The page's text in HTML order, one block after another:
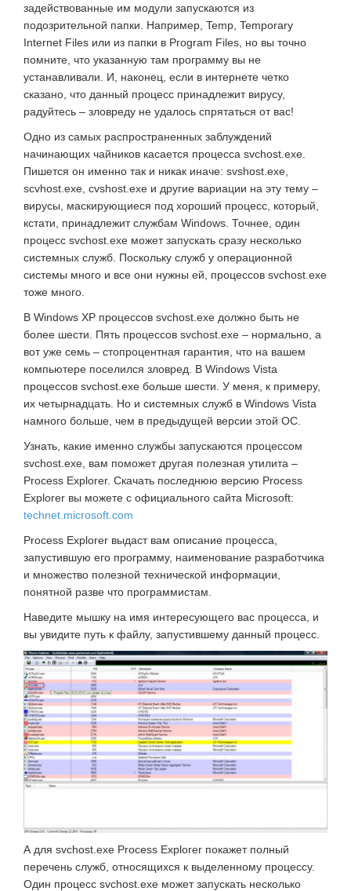
задействованные им модули запускаются из
подозрительной папки. Например, Temp, Temporary
Internet Files или из папки в Program Files, но вы точно
помните, что указанную там программу вы не
устанавливали. И, наконец, если в интернете четко
сказано, что данный процесс принадлежит вирусу,
радуйтесь – зловреду не удалось спрятаться от вас!
Одно из самых распространенных заблуждений
начинающих чайников касается процесса svchost.exe.
Пишется он именно так и никак иначе: svshost.exe,
scvhost.exe, cvshost.exe и другие вариации на эту тему –
вирусы, маскирующиеся под хороший процесс, который,
кстати, принадлежит службам Windows. Точнее, один
процесс svchost.exe может запускать сразу несколько
системных служб. Поскольку служб у операционной
системы много и все они нужны ей, процессов svchost.exe
тоже много.
В Windows XP процессов svchost.exe должно быть не
более шести. Пять процессов svchost.exe – нормально, а
вот уже семь – стопроцентная гарантия, что на вашем
компьютере поселился зловред. В Windows Vista
процессов svchost.exe больше шести. У меня, к примеру,
их четырнадцать. Но и системных служб в Windows Vista
намного больше, чем в предыдущей версии этой ОС.
Узнать, какие именно службы запускаются процессом
svchost.exe, вам поможет другая полезная утилита –
Process Explorer. Скачать последнюю версию Process
Explorer вы можете с официального сайта Microsoft:
technet.microsoft.com
Process Explorer выдаст вам описание процесса,
запустившую его программу, наименование разработчика
и множество полезной технической информации,
понятной разве что программистам.
Наведите мышку на имя интересующего вас процесса, и
вы увидите путь к файлу, запустившему данный процесс.
А для svchost.exe Process Explorer покажет полный
перечень служб, относящихся к выделенному процессу.
Один процесс svchost.exe может запускать несколько